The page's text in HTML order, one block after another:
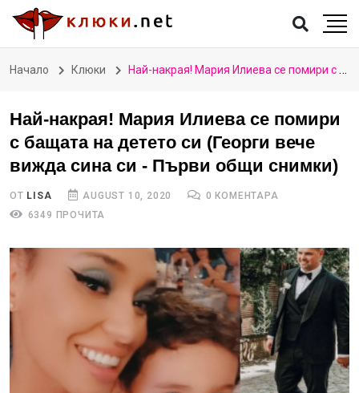
Начало Клюки Най-накрая! Мария Илиева се помири с бащата на детето си (Георги вече вижда сина си - Първи общи снимки)
Най-накрая! Мария Илиева се помири
с бащата на детето си (Георги вече
вижда сина си - Първи общи снимки)
ОТ LISA AUGUST 10, 2020
0 КОМЕНТАРА
6349 ПРОЧИТА